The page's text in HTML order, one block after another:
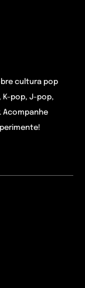
cultura pop
K-pop, J-pop,
Acompanhe